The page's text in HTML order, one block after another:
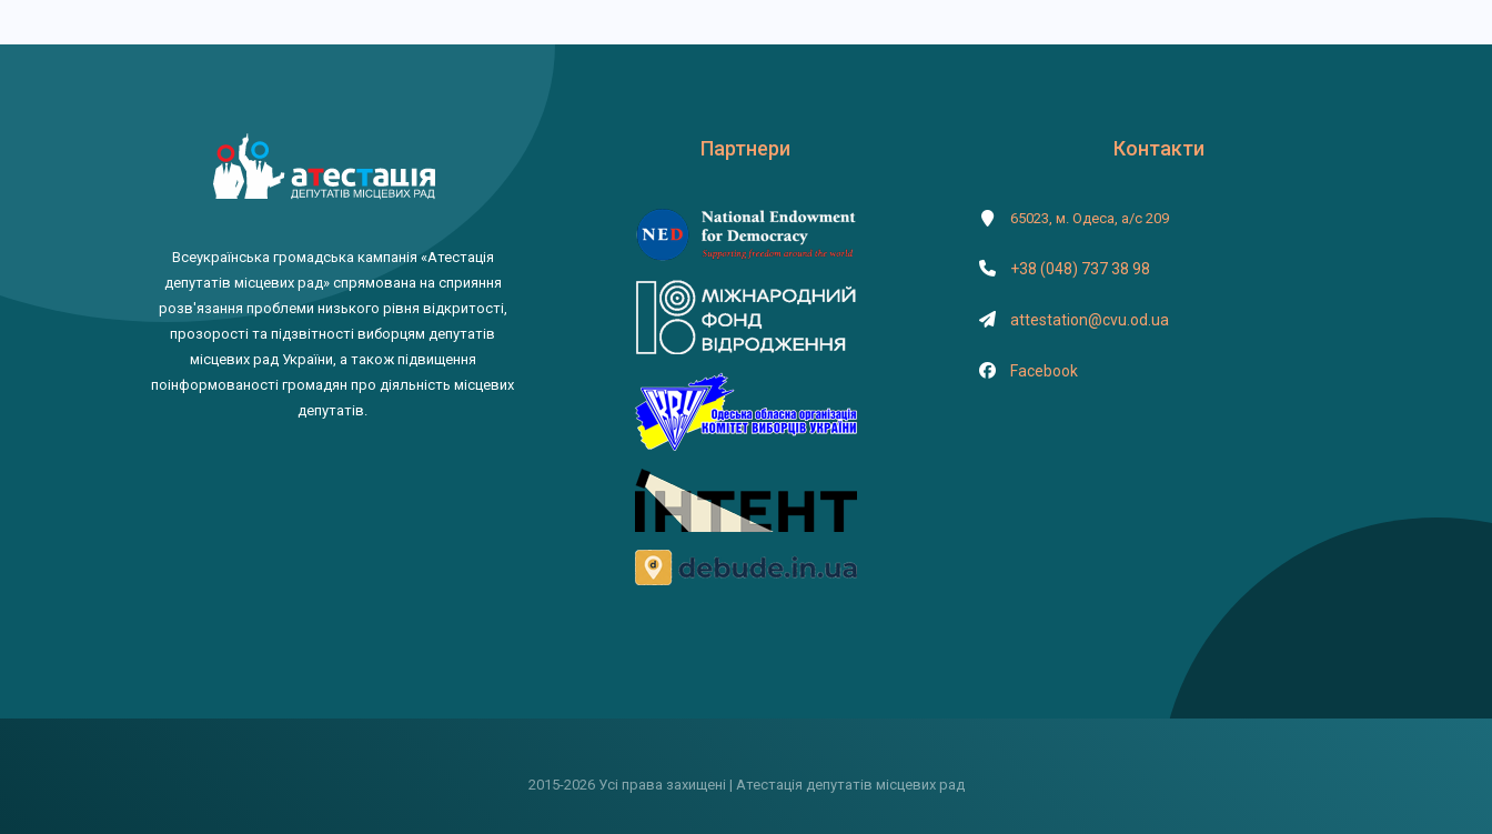
Всеукраїнська громадська кампанія «Атестація
депутатів місцевих рад» спрямована на сприяння
розв'язання проблеми низького рівня відкритості,
прозорості та підзвітності виборцям депутатів
місцевих рад України, а також підвищення
поінформованості громадян про діяльність місцевих
депутатів.
Партнери Контакти
65023, м. Одеса, а/с 209
+38 (048) 737 38 98
attestation@cvu.od.ua
Facebook
2015-2026 Усі права захищені | Атестація депутатів місцевих рад